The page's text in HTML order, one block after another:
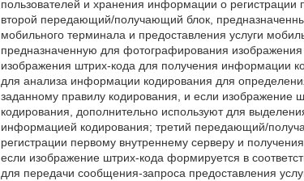
пользователей и хранения информации о регистрации
второй передающий/получающий блок,
мобильного терминала и предоставления услуги
предназначенную для фотографирования
изображения штрих-кода для получения информации
для анализа информации кодирования для
заданному правилу кодирования, и если изображение
кодирования, дополнительно используют для
информацией кодирования; третий передающий/
регистрации первому внутреннему серверу и
если изображение штрих-кода формируется в
для передачи сообщения-запроса предоставления